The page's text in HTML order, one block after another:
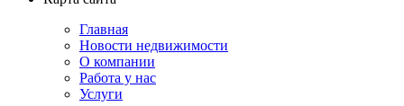
Главная
Новости недвижимости
О компании
Работа у нас
Услуги